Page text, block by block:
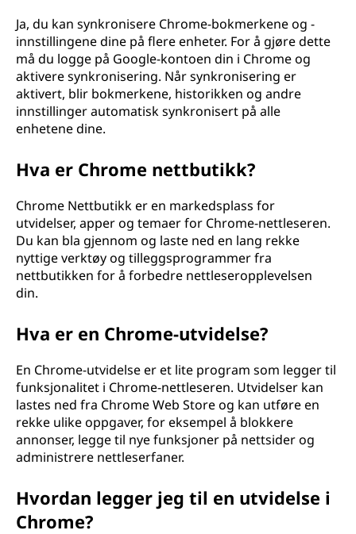
Ja, du kan synkronisere Chrome-bokmerkene og -
innstillingene dine på flere enheter. For å gjøre dette
må du logge på Google-kontoen din i Chrome og
aktivere synkronisering. Når synkronisering er
aktivert, blir bokmerkene, historikken og andre
innstillinger automatisk synkronisert på alle
enhetene dine.
Hva er Chrome nettbutikk?
Chrome Nettbutikk er en markedsplass for
utvidelser, apper og temaer for Chrome-nettleseren.
Du kan bla gjennom og laste ned en lang rekke
nyttige verktøy og tilleggsprogrammer fra
nettbutikken for å forbedre nettleseropplevelsen
din.
Hva er en Chrome-utvidelse?
En Chrome-utvidelse er et lite program som legger til
funksjonalitet i Chrome-nettleseren. Utvidelser kan
lastes ned fra Chrome Web Store og kan utføre en
rekke ulike oppgaver, for eksempel å blokkere
annonser, legge til nye funksjoner på nettsider og
administrere nettleserfaner.
Hvordan legger jeg til en utvidelse i
Chrome?